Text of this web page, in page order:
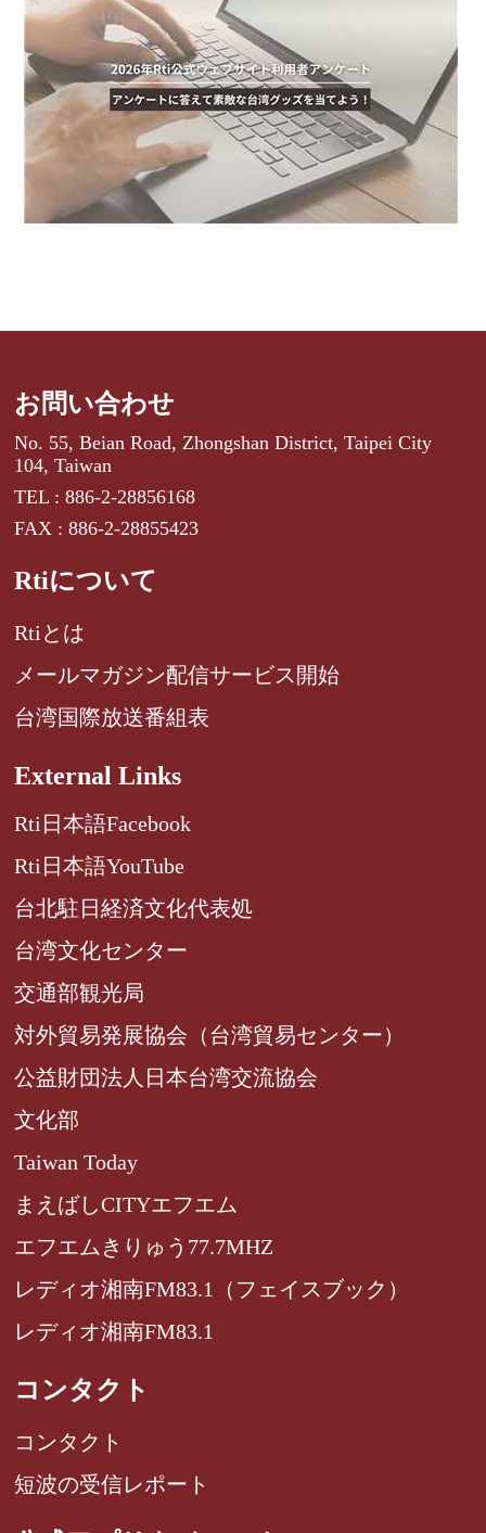
お問い合わせ
No. 55, Beian Road, Zhongshan District, Taipei City
104, Taiwan
TEL : 886-2-28856168
FAX : 886-2-28855423
Rtiについて
Rtiとは
メールマガジン配信サービス開始
台湾国際放送番組表
External Links
Rti日本語Facebook
Rti日本語YouTube
台北駐日経済文化代表処
台湾文化センター
交通部観光局
対外貿易発展協会（台湾貿易センター）
公益財団法人日本台湾交流協会
文化部
Taiwan Today
まえばしCITYエフエム
エフエムきりゅう77.7MHZ
レディオ湘南FM83.1（フェイスブック）
レディオ湘南FM83.1
コンタクト
コンタクト
短波の受信レポート